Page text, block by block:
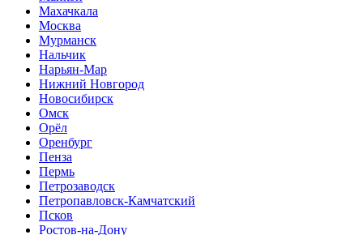
Махачкала
Москва
Мурманск
Нальчик
Нарьян-Мар
Нижний Новгород
Новосибирск
Омск
Орёл
Оренбург
Пенза
Пермь
Петрозаводск
Петропавловск-Камчатский
Псков
Ростов-на-Дону